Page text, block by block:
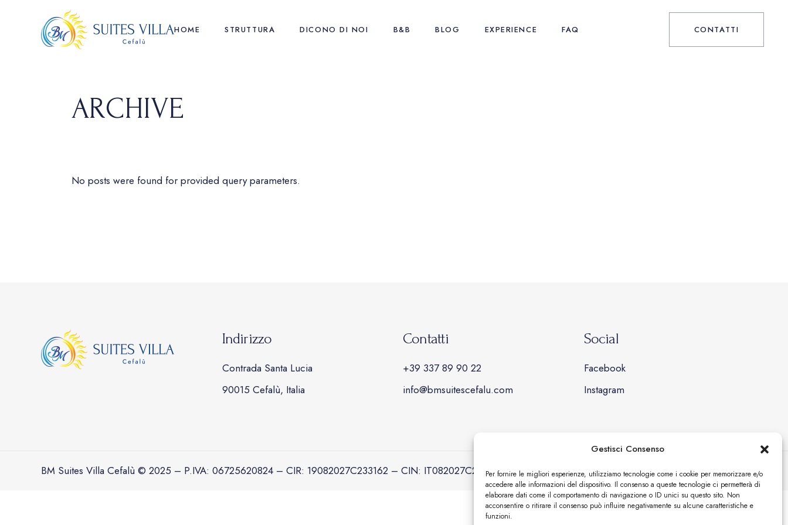
Gestisci Consenso
Per fornire le migliori esperienze, utilizziamo tecnologie come i cookie per memorizzare e/o
accedere alle informazioni del dispositivo. Il consenso a queste tecnologie ci permetterà di
elaborare dati come il comportamento di navigazione o ID unici su questo sito. Non
acconsentire o ritirare il consenso può influire negativamente su alcune caratteristiche e
funzioni.
HOME STRUTTURA DICONO DI NOI B&B BLOG EXPERIENCE FAQ CONTATTI
ARCHIVE
No posts were found for provided query parameters.
Indirizzo
Contrada Santa Lucia
90015 Cefalù, Italia
Contatti
+39 337 89 90 22
info@bmsuitescefalu.com
Social
Facebook
Instagram
BM Suites Villa Cefalù © 2025 – P.IVA: 06725620824 – CIR: 19082027C233162 – CIN: IT082027C2FLBEUJM2 | Designed by Webvox.it